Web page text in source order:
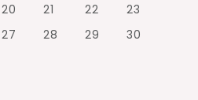
20 21 22
23
27 28 29
30